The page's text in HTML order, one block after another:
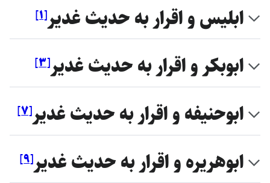
ابليس و اقرار به حديث غدير[۱]
ابوبكر و اقرار به حديث غدير[۳]
ابوحنيفه و اقرار به حديث غدير[۷]
ابوهريره و اقرار به حديث غدير[۹]